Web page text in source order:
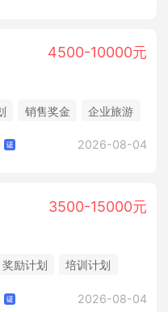
4500-10000元
销售奖金 企业旅游
2026-08-04
3500-15000元
奖励计划 培训计划
2026-08-04